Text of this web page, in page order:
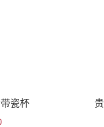
贵 纯米